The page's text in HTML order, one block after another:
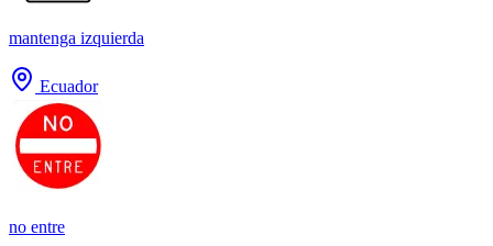
mantenga izquierda
Ecuador
no entre